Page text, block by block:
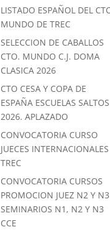
LISTADO ESPAÑOL DEL
MUNDO DE TREC
SELECCION DE CABALLOS
CTO. MUNDO C.J. DOMA
CLASICA 2026
CTO CESA Y COPA DE
ESPAÑA ESCUELAS SALTOS
2026. APLAZADO
CONVOCATORIA CURSO
JUECES INTERNACIONALES
TREC
CONVOCATORIA CURSOS
PROMOCION JUEZ N2 Y
SEMINARIOS N1, N2 Y N3
CCE